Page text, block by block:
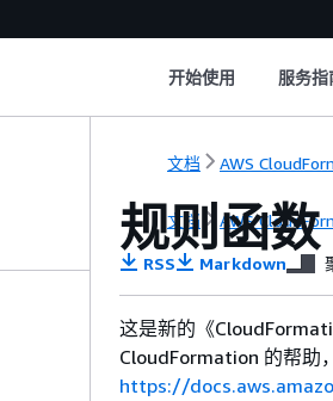
开始使用 服务指
文档 AWS
文档 AWS
规则函数
RSS Markdown
这是新的《
CloudFormation 的帮助
https://